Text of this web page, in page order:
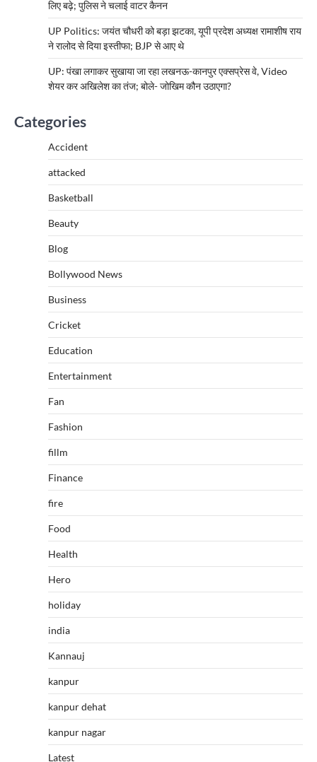
लिए बढ़े; पुलिस ने चलाई वाटर कैनन
UP Politics: जयंत चौधरी को बड़ा झटका, यूपी प्रदेश अध्यक्ष रामाशीष राय
ने रालोद से दिया इस्तीफा; BJP से आए थे
UP: पंखा लगाकर सुखाया जा रहा लखनऊ-कानपुर एक्सप्रेस वे, Video
शेयर कर अखिलेश का तंज; बोले- जोखिम कौन उठाएगा?
Categories
Accident
attacked
Basketball
Beauty
Blog
Bollywood News
Business
Cricket
Education
Entertainment
Fan
Fashion
fillm
Finance
fire
Food
Health
Hero
holiday
india
Kannauj
kanpur
kanpur dehat
kanpur nagar
Latest